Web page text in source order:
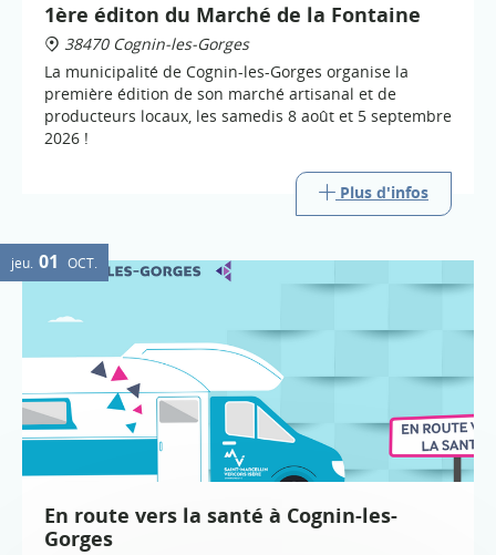
1ère éditon du Marché de la Fontaine
38470 Cognin-les-Gorges
La municipalité de Cognin-les-Gorges organise la
première édition de son marché artisanal et de
producteurs locaux, les samedis 8 août et 5 septembre
2026 !
Plus d'infos
jeu. 01 OCT.
En route vers la santé à Cognin-les-
Gorges